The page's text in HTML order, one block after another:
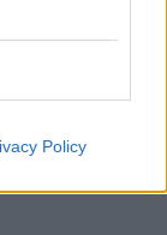
Policy